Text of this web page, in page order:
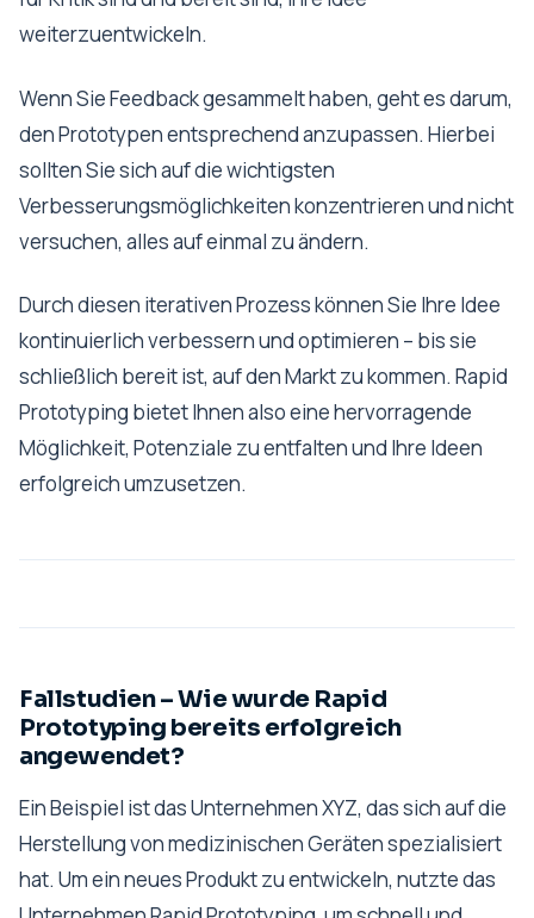
weiterzuentwickeln.
Wenn Sie Feedback gesammelt haben, geht es darum,
den Prototypen entsprechend anzupassen. Hierbei
sollten Sie sich auf die wichtigsten
Verbesserungsmöglichkeiten konzentrieren und nicht
versuchen, alles auf einmal zu ändern.
Durch diesen iterativen Prozess können Sie Ihre Idee
kontinuierlich verbessern und optimieren – bis sie
schließlich bereit ist, auf den Markt zu kommen. Rapid
Prototyping bietet Ihnen also eine hervorragende
Möglichkeit, Potenziale zu entfalten und Ihre Ideen
erfolgreich umzusetzen.
Fallstudien – Wie wurde Rapid
Prototyping bereits erfolgreich
angewendet?
Ein Beispiel ist das Unternehmen XYZ, das sich auf die
Herstellung von medizinischen Geräten spezialisiert
hat. Um ein neues Produkt zu entwickeln, nutzte das